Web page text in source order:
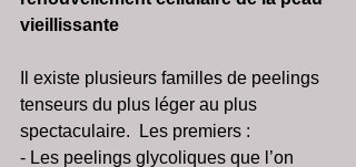
vieillissante
Il existe plusieurs familles de peelings
tenseurs du plus léger au plus
spectaculaire.  Les premiers :
- Les peelings glycoliques que l’on